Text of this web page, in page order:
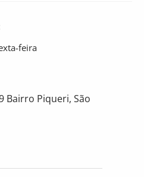
feira
Bairro Piqueri, São